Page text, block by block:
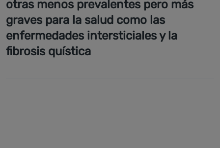
otras menos prevalentes pero más
graves para la salud como las
enfermedades intersticiales y la
fibrosis quística